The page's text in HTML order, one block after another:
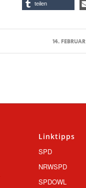
teilen
14. /
Linktipps
SPD
NRWSPD
SPDOWL